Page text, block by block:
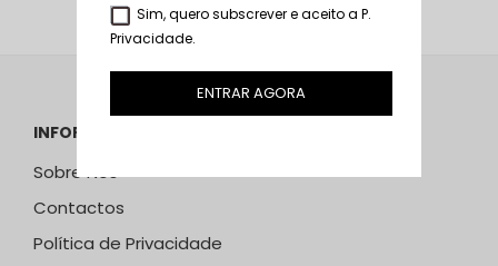
INFORMAÇÕES
Sobre Nós
Contactos
Política de Privacidade
Sim, quero subscrever e aceito a P.
Privacidade.
ENTRAR AGORA